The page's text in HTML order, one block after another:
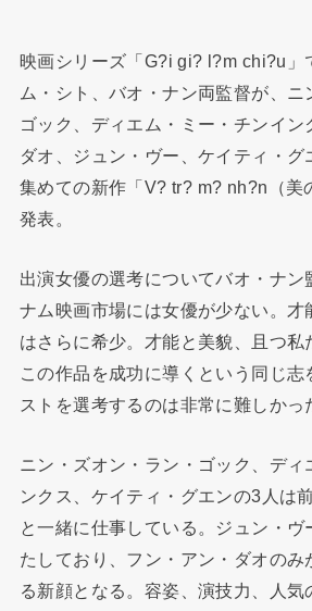
映画シリーズ「G?i gi? l?m chi?u」
ム・シト、バオ・ナン両監督が、ニ
ゴック、ディエム・ミー・チンイン
ダオ、ジュン・ヴー、ケイティ・グ
集めての新作「V? tr? m? nh?n（美
発表。
出演女優の選考についてバオ・ナン
ナム映画市場には女優が少ない。才
はさらに希少。才能と美貌、且つ私
この作品を成功に導くという同じ志
ストを選考するのは非常に難しかっ
ニン・ズオン・ラン・ゴック、ディ
ンクス、ケイティ・グエンの3人は
と一緒に仕事している。ジュン・
たしており、フン・アン・ダオのみ
る新顔となる。容姿、演技力、人気